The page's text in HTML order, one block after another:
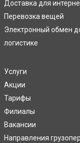
Доставка для
Перевозка вещей
Электронный обмен
логистике
Услуги
Акции
Тарифы
Филиалы
Вакансии
Направления